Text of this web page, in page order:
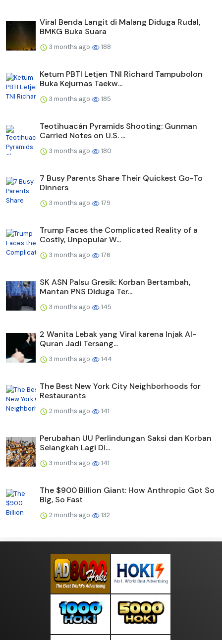
Viral Benda Langit di Malang Diduga Rudal,
BMKG Buka Suara
3 months ago 188
Ketum PBTI Letjen TNI Richard Tampubolon
Buka Kejurnas Taekw...
3 months ago 185
Teotihuacán Pyramids Shooting: Gunman
Carried Notes on U.S. ...
3 months ago 180
7 Busy Parents Share Their Quickest Go-To
Dinners
3 months ago 179
Trump Faces the Complicated Reality of a
Costly, Unpopular W...
3 months ago 176
SK ASN Palsu Gresik: Korban Bertambah,
Mantan PNS Diduga Ter...
3 months ago 145
2 Wanita Lebak yang Viral karena Injak Al-
Quran Jadi Tersang...
3 months ago 144
The Best New York City Neighborhoods for
Restaurants
2 months ago 141
Perubahan UU Perlindungan Saksi dan Korban
Selangkah Lagi Di...
3 months ago 141
The $900 Billion Giant: How Anthropic Got So
Big, So Fast
2 months ago 132